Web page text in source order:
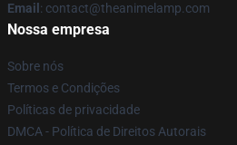
Email : contact@theanimelamp.com
Nossa empresa
Sobre nós
Termos e Condições
Políticas de privacidade
DMCA - Política de Direitos Autorais